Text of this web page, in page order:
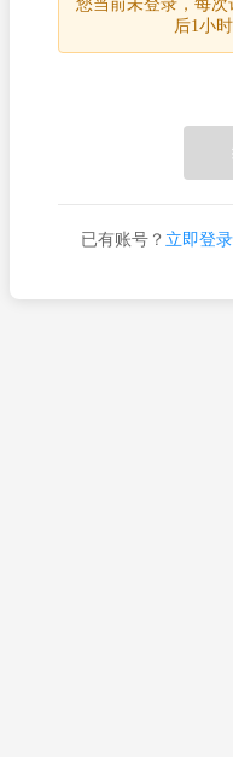
您当前未登录，每
后1小
已有账号？ 立即登录